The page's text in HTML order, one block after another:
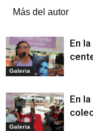
Más del autor
Galeria
En
Galeria
En